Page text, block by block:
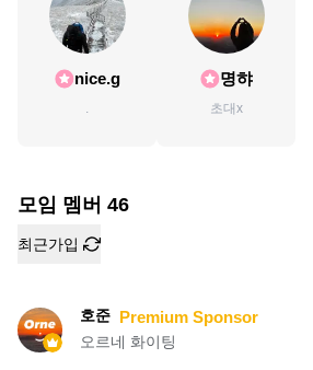
nice.g
.
명햐
초대x
모임 멤버 46
최근가입
호준 Premium Sponsor
오르네 화이팅